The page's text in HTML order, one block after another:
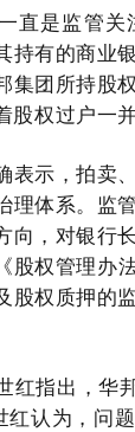
直是监管
持有的商业
集团所持股
股权过户一
表示，拍卖
理体系。监
向，对银行
权管理办
股权质押的
红指出，华
红认为，问